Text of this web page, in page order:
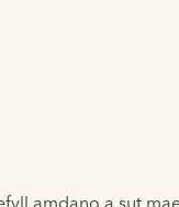
amdano a sut